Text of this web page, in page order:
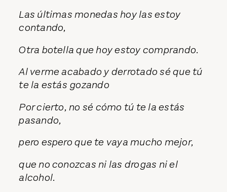
Las últimas monedas hoy las estoy
contando,
Otra botella que hoy estoy comprando.
Al verme acabado y derrotado sé que tú
te la estás gozando
Por cierto, no sé cómo tú te la estás
pasando,
pero espero que te vaya mucho mejor,
que no conozcas ni las drogas ni el
alcohol.